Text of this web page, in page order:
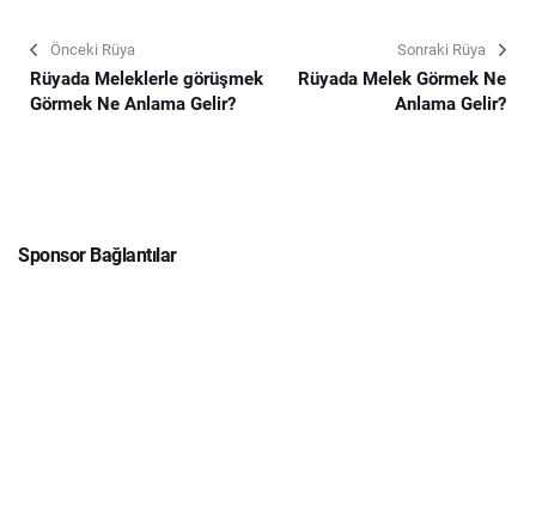
Önceki Rüya
Rüyada Meleklerle görüşmek
Görmek Ne Anlama Gelir?
Sonraki Rüya
Rüyada Melek Görmek Ne
Anlama Gelir?
Sponsor Bağlantılar